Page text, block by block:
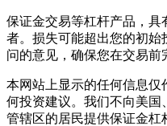
保证金交易等杠杆产品，具
者。损失可能超出您的初
问的意见，确保您在交易前
本网站上显示的任何信息
何投资建议。我们不向美
管辖区的居民提供保证金杠